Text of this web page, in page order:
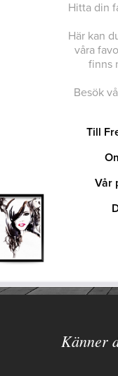
Hitta din
Här kan
våra
finns
Besök
Till
Vår
Känner